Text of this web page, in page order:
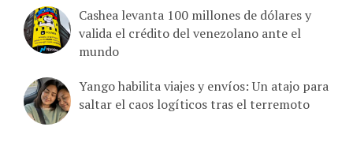
Cashea levanta 100 millones de dólares y
valida el crédito del venezolano ante el
mundo
Yango habilita viajes y envíos: Un atajo para
saltar el caos logíticos tras el terremoto